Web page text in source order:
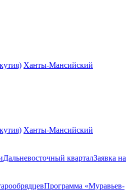
Ханты-Мансийский
Ханты-Мансийский
Дальневосточный кварталЗаявка на
Программа «Муравьев-